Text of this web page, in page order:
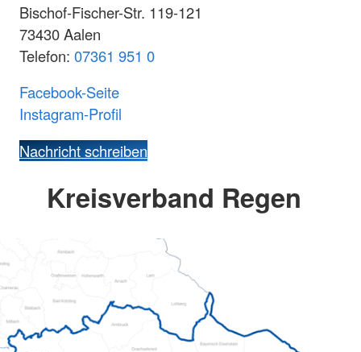
Bischof-Fischer-Str. 119-121
73430 Aalen
Telefon: 07361 951 0
Facebook-Seite
Instagram-Profil
Nachricht schreiben
Kreisverband Regen